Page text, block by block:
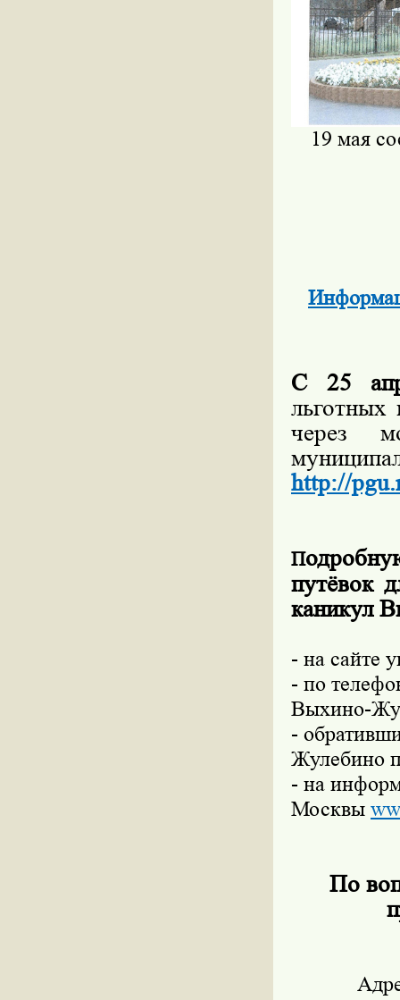
19 мая
С 25
льготных
через
http://
П
путёвок
каникул
- на сайте
- по
Выхино-
-
Жулебино
- на
Москвы
По